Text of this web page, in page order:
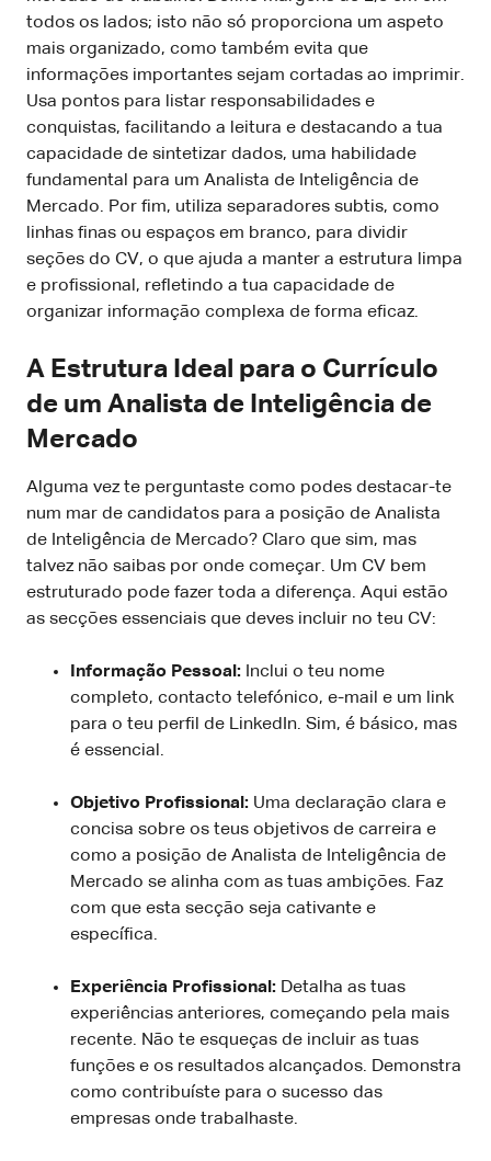
todos os lados; isto não só proporciona um aspeto
mais organizado, como também evita que
informações importantes sejam cortadas ao imprimir.
Usa pontos para listar responsabilidades e
conquistas, facilitando a leitura e destacando a tua
capacidade de sintetizar dados, uma habilidade
fundamental para um Analista de Inteligência de
Mercado. Por fim, utiliza separadores subtis, como
linhas finas ou espaços em branco, para dividir
seções do CV, o que ajuda a manter a estrutura limpa
e profissional, refletindo a tua capacidade de
organizar informação complexa de forma eficaz.
A Estrutura Ideal para o Currículo
de um Analista de Inteligência de
Mercado
Alguma vez te perguntaste como podes destacar-te
num mar de candidatos para a posição de Analista
de Inteligência de Mercado? Claro que sim, mas
talvez não saibas por onde começar. Um CV bem
estruturado pode fazer toda a diferença. Aqui estão
as secções essenciais que deves incluir no teu CV:
Informação Pessoal: Inclui o teu nome
completo, contacto telefónico, e-mail e um link
para o teu perfil de LinkedIn. Sim, é básico, mas
é essencial.
Objetivo Profissional: Uma declaração clara e
concisa sobre os teus objetivos de carreira e
como a posição de Analista de Inteligência de
Mercado se alinha com as tuas ambições. Faz
com que esta secção seja cativante e
específica.
Experiência Profissional: Detalha as tuas
experiências anteriores, começando pela mais
recente. Não te esqueças de incluir as tuas
funções e os resultados alcançados. Demonstra
como contribuíste para o sucesso das
empresas onde trabalhaste.